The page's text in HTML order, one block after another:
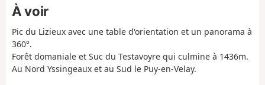
À voir
Pic du Lizieux avec une table d'orientation et un panorama à
360°.
Forêt domaniale et Suc du Testavoyre qui culmine à 1436m.
Au Nord Yssingeaux et au Sud le Puy-en-Velay.